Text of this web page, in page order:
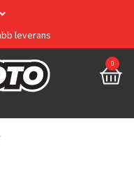
leverans
0